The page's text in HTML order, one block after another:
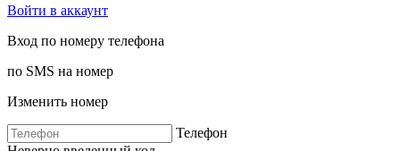
Войти в аккаунт
Вход по номеру телефона
по SMS на номер
Изменить номер
Телефон